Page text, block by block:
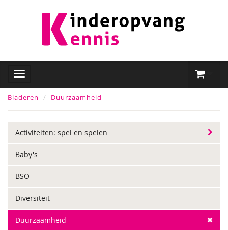
Bladeren Duurzaamheid
Activiteiten: spel en spelen
Baby's
BSO
Diversiteit
Duurzaamheid